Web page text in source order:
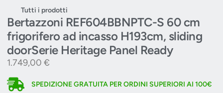
Tutti i prodotti
Bertazzoni REF604BBNPTC-S 60 cm
frigorifero ad incasso H193cm, sliding
doorSerie Heritage Panel Ready
1.749,00 €
SPEDIZIONE GRATUITA PER ORDINI SUPERIORI AI 100€